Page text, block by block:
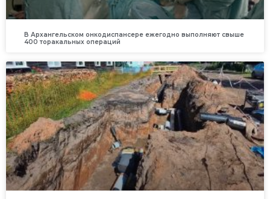
В Архангельском онкодиспансере ежегодно выполняют свыше
400 торакальных операций